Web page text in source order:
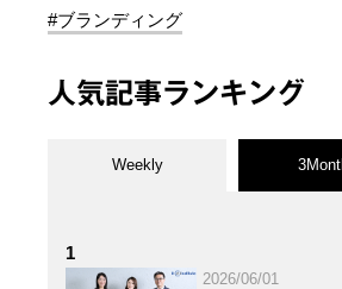
#ブランディング
人気記事ランキング
Weekly
1
2026/06/01